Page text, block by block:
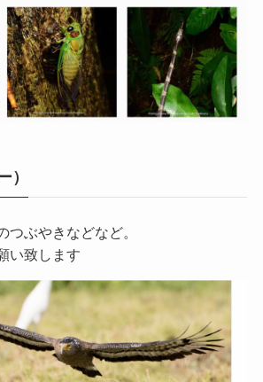
）
つぶやきなどなど。
い致します